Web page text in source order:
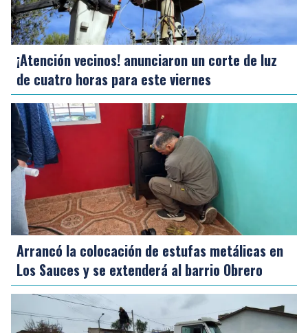
¡Atención vecinos! anunciaron un corte de luz
de cuatro horas para este viernes
Arrancó la colocación de estufas metálicas en
Los Sauces y se extenderá al barrio Obrero